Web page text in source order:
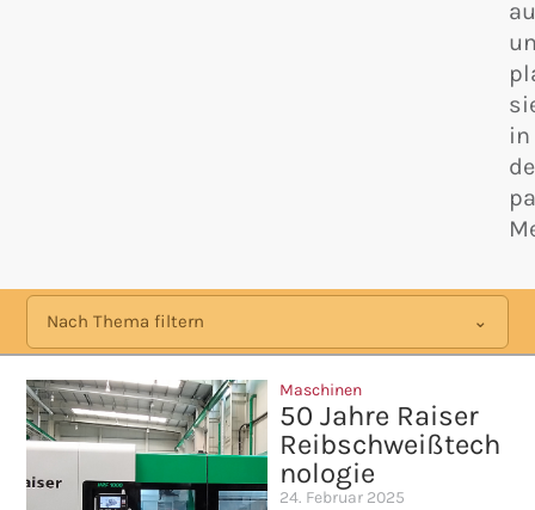
in
Nach Thema filtern
Maschinen
50 Jahre Raiser
Reibschweißtech
nologie
24. Februar 2025